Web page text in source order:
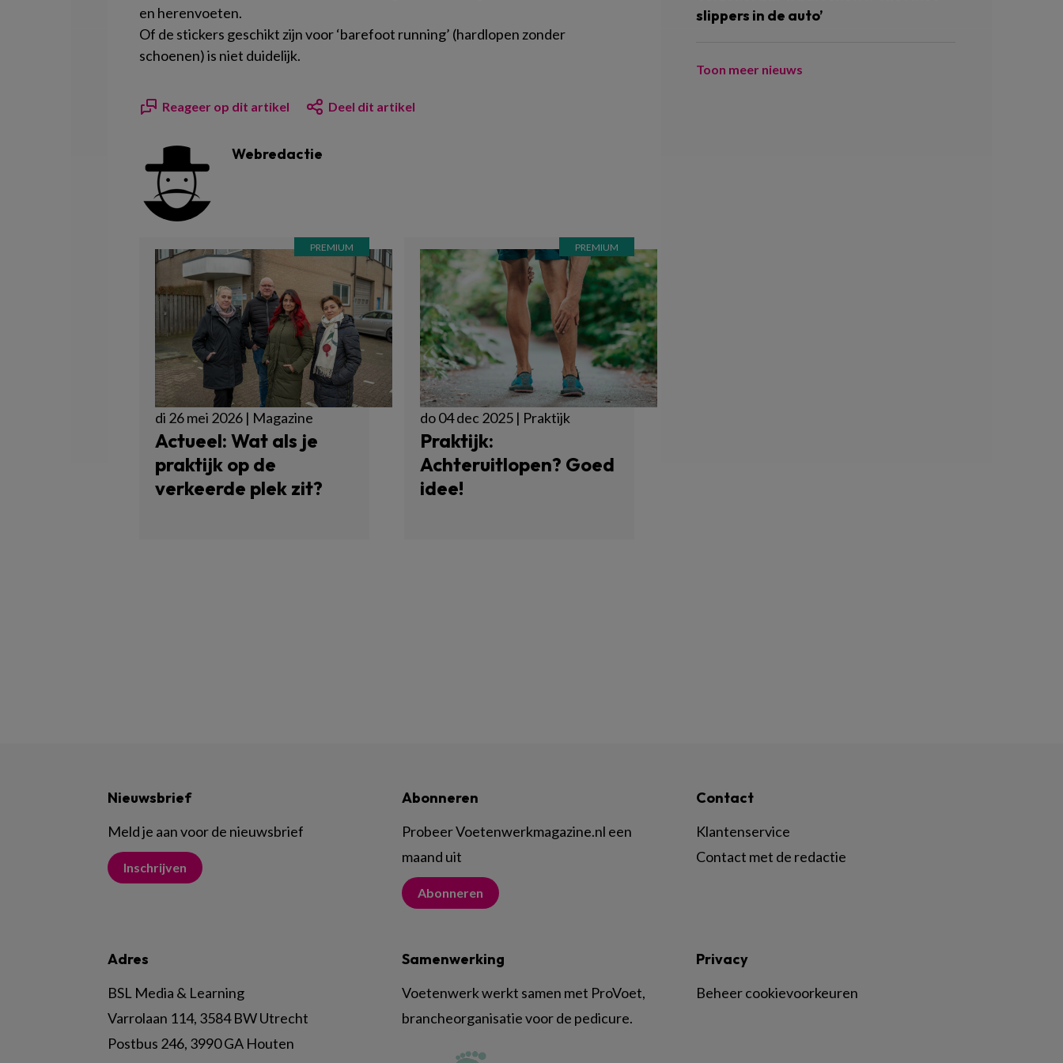
en herenvoeten.
Of de stickers geschikt zijn voor ‘barefoot running’ (hardlopen zonder
schoenen) is niet duidelijk.
Reageer op dit artikel Deel dit artikel
Webredactie
di 26 mei 2026 | Magazine
Actueel: Wat als je
praktijk op de
verkeerde plek zit?
do 04 dec 2025 | Praktijk
Praktijk:
Achteruitlopen? Goed
idee!
slippers in de auto’
Toon meer nieuws
Nieuwsbrief
Meld je aan voor de nieuwsbrief
Inschrijven
Abonneren
Probeer Voetenwerkmagazine.nl een
maand uit
Abonneren
Contact
Klantenservice
Contact met de redactie
Adres
BSL Media & Learning
Varrolaan 114, 3584 BW Utrecht
Postbus 246, 3990 GA Houten
Samenwerking
Voetenwerk werkt samen met ProVoet,
brancheorganisatie voor de pedicure.
Privacy
Beheer cookievoorkeuren